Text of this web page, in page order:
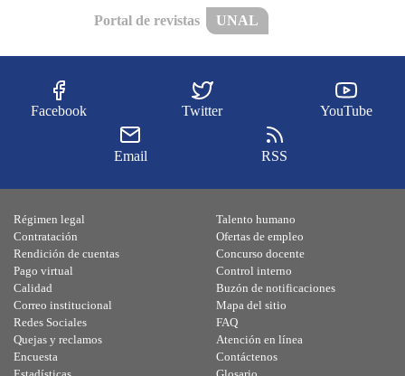
Portal de revistas UNAL
Facebook Twitter YouTube
Email RSS
Régimen legal
Contratación
Rendición de cuentas
Pago virtual
Calidad
Talento humano
Ofertas de empleo
Concurso docente
Control interno
Buzón de notificaciones
Correo institucional
Redes Sociales
Quejas y reclamos
Encuesta
Mapa del sitio
FAQ
Atención en línea
Contáctenos